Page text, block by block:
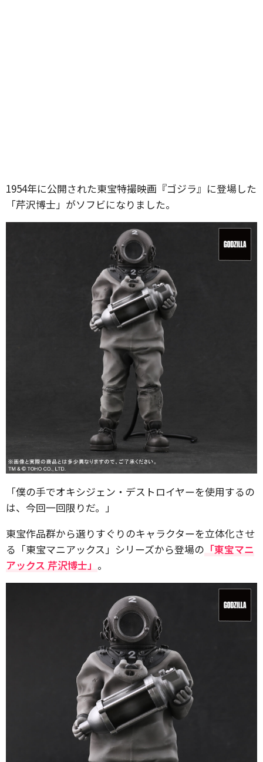
1954年に公開された東宝特撮映画『ゴジラ』に登場した
「芹沢博士」がソフビになりました。
「僕の手でオキシジェン・デストロイヤーを使用するの
は、今回一回限りだ。」
東宝作品群から選りすぐりのキャラクターを立体化させ
る「東宝マニアックス」シリーズから登場の 「東宝マニ
アックス 芹沢博士」 。